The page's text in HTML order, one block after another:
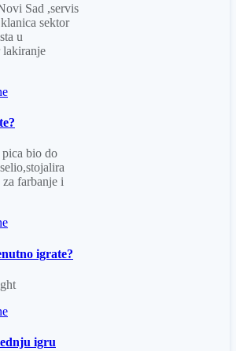
Sad ,servis
sektor
u
lakiranje
bio do
farbanje i
igrate?
igru